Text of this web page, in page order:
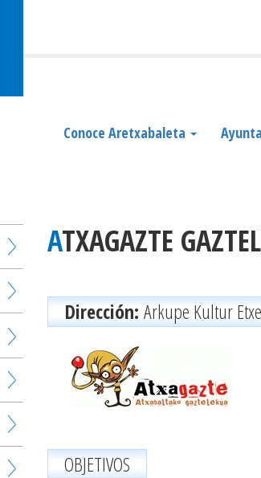
Conoce Aretxabaleta
ATXAGAZTE
Dirección: Arkupe Kultur
OBJETIVOS